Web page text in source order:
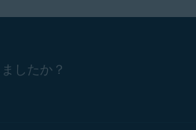
したか？